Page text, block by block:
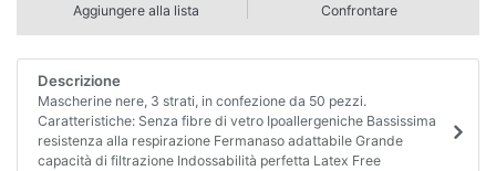
Aggiungere alla lista Confrontare
Descrizione
Mascherine nere, 3 strati, in confezione da 50 pezzi.
Caratteristiche: Senza fibre di vetro Ipoallergeniche Bassissima
resistenza alla respirazione Fermanaso adattabile Grande
capacità di filtrazione Indossabilità perfetta Latex Free